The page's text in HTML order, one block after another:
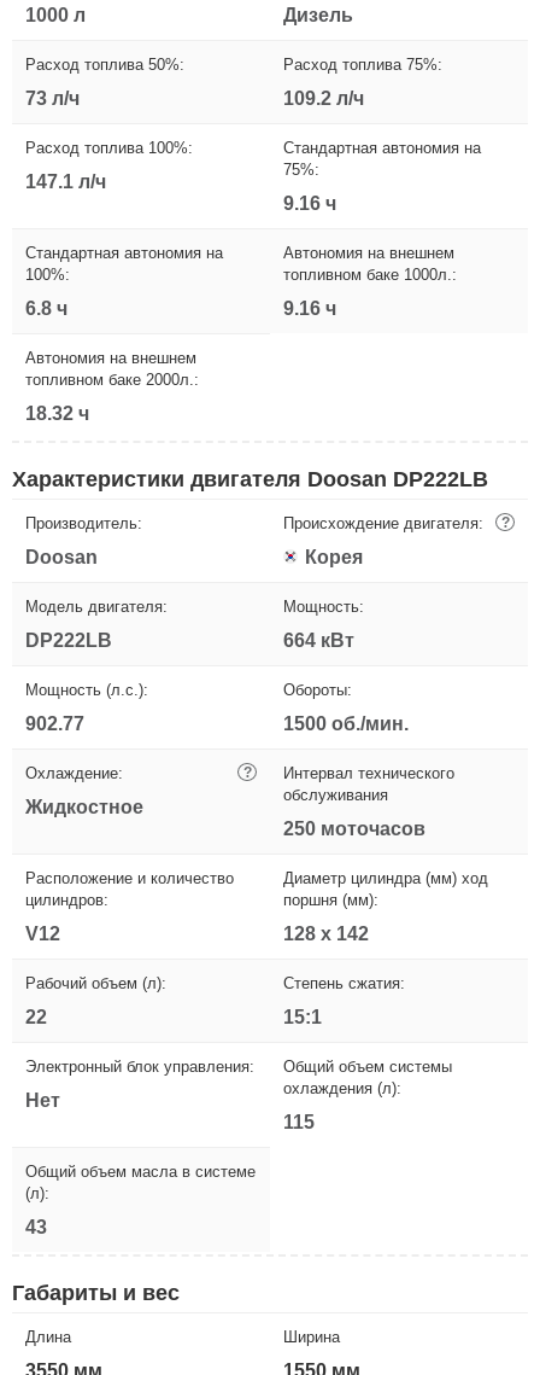
1000 л Дизель
Расход топлива 50%:
73 л/ч
Расход топлива 75%:
109.2 л/ч
Расход топлива 100%:
147.1 л/ч
Стандартная автономия на
75%:
9.16 ч
Стандартная автономия на
100%:
6.8 ч
Автономия на внешнем
топливном баке 1000л.:
9.16 ч
Автономия на внешнем
топливном баке 2000л.:
18.32 ч
Характеристики двигателя Doosan DP222LB
Производитель:
Doosan
Происхождение двигателя: ?
Корея
Модель двигателя:
DP222LB
Мощность:
664 кВт
Мощность (л.с.):
902.77
Обороты:
1500 об./мин.
Охлаждение: ?
Жидкостное
Интервал технического
обслуживания
250 моточасов
Расположение и количество
цилиндров:
V12
Диаметр цилиндра (мм) ход
поршня (мм):
128 x 142
Рабочий объем (л):
22
Степень сжатия:
15:1
Электронный блок управления:
Нет
Общий объем системы
охлаждения (л):
115
Общий объем масла в системе
(л):
43
Габариты и вес
Длина
3550 мм
Ширина
1550 мм